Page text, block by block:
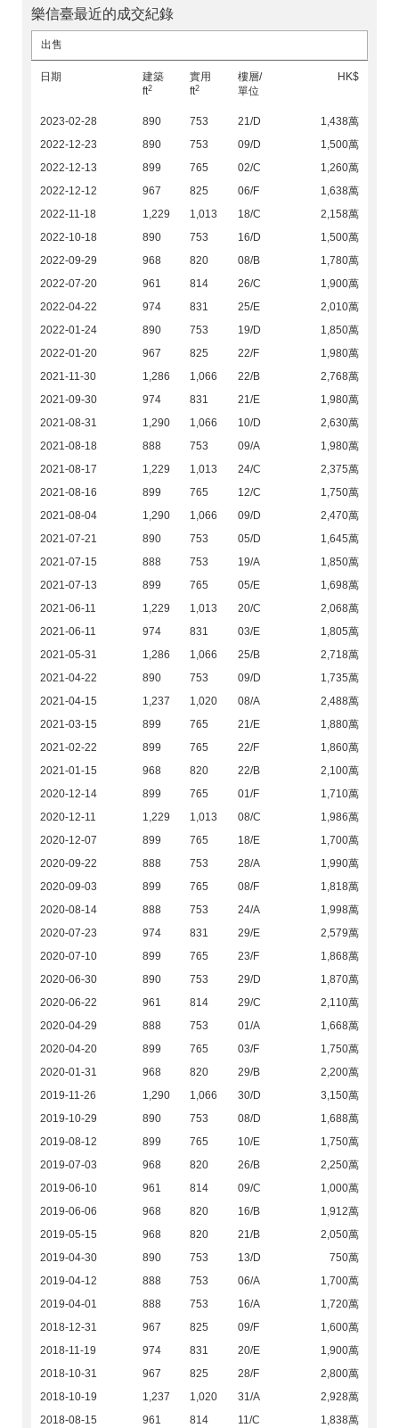
樂信臺最近的成交紀錄
出售
日期
建築
ft2
實用
ft2
樓層/
單位
HK$
2023-02-28 890 753 21/D
1,438萬
2022-12-23
890 753 09/D
1,500萬
2022-12-13
899 765 02/C
1,260萬
2022-12-12
967 825 06/F
1,638萬
2022-11-18
1,229 1,013 18/C
2,158萬
2022-10-18
890 753 16/D
1,500萬
2022-09-29
968 820 08/B
1,780萬
2022-07-20
961 814 26/C
1,900萬
2022-04-22
974 831 25/E
2,010萬
2022-01-24
890 753 19/D
1,850萬
2022-01-20
967 825 22/F
1,980萬
2021-11-30
1,286 1,066 22/B
2,768萬
2021-09-30
974 831 21/E
1,980萬
2021-08-31
1,290 1,066 10/D
2,630萬
2021-08-18
888 753 09/A
1,980萬
2021-08-17
1,229 1,013 24/C
2,375萬
2021-08-16
899 765 12/C
1,750萬
2021-08-04
1,290 1,066 09/D
2,470萬
2021-07-21
890 753 05/D
1,645萬
2021-07-15
888 753 19/A
1,850萬
2021-07-13
899 765 05/E
1,698萬
2021-06-11
1,229 1,013 20/C
2,068萬
2021-06-11
974 831 03/E
1,805萬
2021-05-31
1,286 1,066 25/B
2,718萬
2021-04-22
890 753 09/D
1,735萬
2021-04-15
1,237 1,020 08/A
2,488萬
2021-03-15
899 765 21/E
1,880萬
2021-02-22
899 765 22/F
1,860萬
2021-01-15
968 820 22/B
2,100萬
2020-12-14
899 765 01/F
1,710萬
2020-12-11
1,229 1,013 08/C
1,986萬
2020-12-07
899 765 18/E
1,700萬
2020-09-22
888 753 28/A
1,990萬
2020-09-03
899 765 08/F
1,818萬
2020-08-14
888 753 24/A
1,998萬
2020-07-23
974 831 29/E
2,579萬
2020-07-10
899 765 23/F
1,868萬
2020-06-30
890 753 29/D
1,870萬
2020-06-22
961 814 29/C
2,110萬
2020-04-29
888 753 01/A
1,668萬
2020-04-20
899 765 03/F
1,750萬
2020-01-31
968 820 29/B
2,200萬
2019-11-26
1,290 1,066 30/D
3,150萬
2019-10-29
890 753 08/D
1,688萬
2019-08-12
899 765 10/E
1,750萬
2019-07-03
968 820 26/B
2,250萬
2019-06-10
961 814 09/C
1,000萬
2019-06-06
968 820 16/B
1,912萬
2019-05-15
968 820 21/B
2,050萬
2019-04-30
890 753 13/D
750萬
2019-04-12
888 753 06/A
1,700萬
2019-04-01
888 753 16/A
1,720萬
2018-12-31
967 825 09/F
1,600萬
2018-11-19
974 831 20/E
1,900萬
2018-10-31
967 825 28/F
2,800萬
2018-10-19
1,237 1,020 31/A
2,928萬
2018-08-15
961 814 11/C
1,838萬